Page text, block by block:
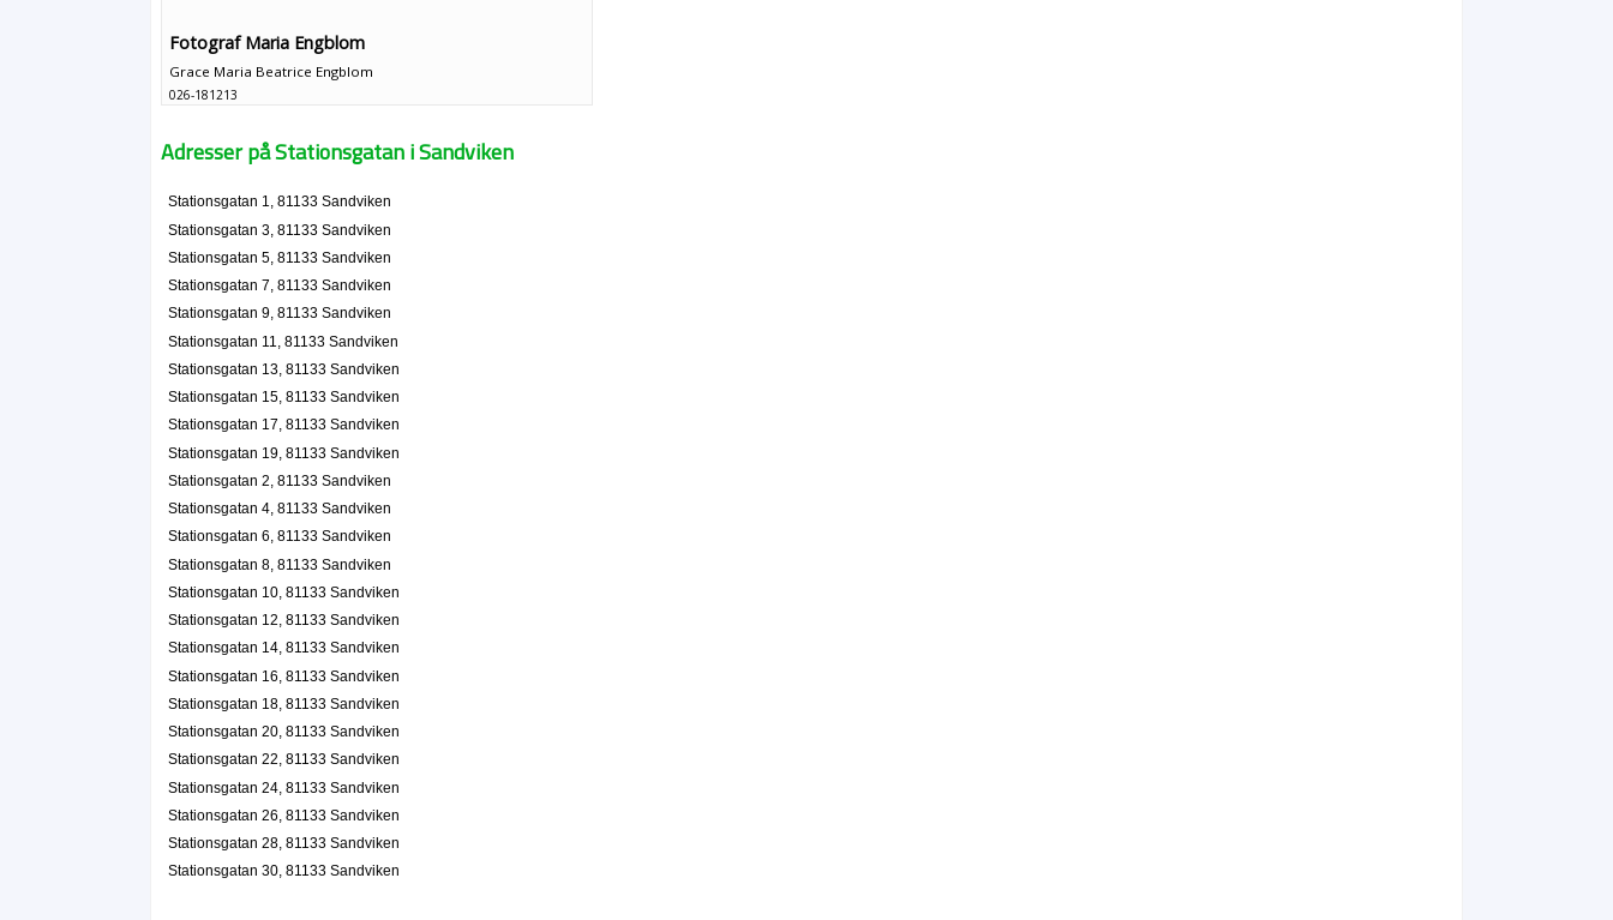
Fotograf Maria Engblom
Grace Maria Beatrice Engblom
026-181213
Core Rehab Nordlöw AB
026-102034
Stationsgatans tandvård AB
Ingrid Margareta Persson
026-290000
Stationsgatan 4, 81133 Sandviken
Uppmans Massage & Friskvård HB
026-251090
Stationsgatan 6, 81133 Sandviken
Skorstensfejarna i Gästrikland AB
Bengt-Olov Mikael Bäckman
Stationsgatan 8, 81133 Sandviken
Adresser på Stationsgatan i Sandviken
Stationsgatan 1, 81133 Sandviken
Stationsgatan 3, 81133 Sandviken
Stationsgatan 5, 81133 Sandviken
Stationsgatan 7, 81133 Sandviken
Stationsgatan 9, 81133 Sandviken
Stationsgatan 11, 81133 Sandviken
Stationsgatan 13, 81133 Sandviken
Stationsgatan 15, 81133 Sandviken
Stationsgatan 17, 81133 Sandviken
Stationsgatan 19, 81133 Sandviken
Stationsgatan 2, 81133 Sandviken
Stationsgatan 4, 81133 Sandviken
Stationsgatan 6, 81133 Sandviken
Stationsgatan 8, 81133 Sandviken
Stationsgatan 10, 81133 Sandviken
Stationsgatan 12, 81133 Sandviken
Stationsgatan 14, 81133 Sandviken
Stationsgatan 16, 81133 Sandviken
Stationsgatan 18, 81133 Sandviken
Stationsgatan 20, 81133 Sandviken
Stationsgatan 22, 81133 Sandviken
Stationsgatan 24, 81133 Sandviken
Stationsgatan 26, 81133 Sandviken
Stationsgatan 28, 81133 Sandviken
Stationsgatan 30, 81133 Sandviken